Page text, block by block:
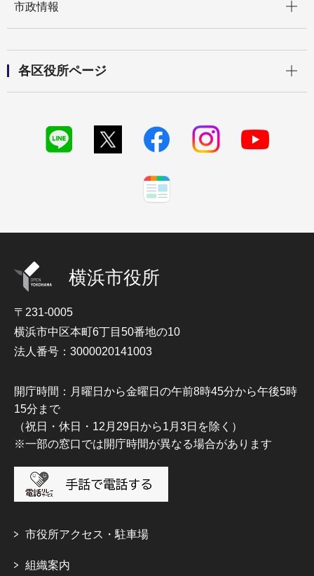
市政情報
各区役所ページ
横浜市役所
〒231-0005
横浜市中区本町6丁目50番地の10
法人番号：3000020141003
開庁時間：月曜日から金曜日の午前8時45分から午後5時
15分まで
（祝日・休日・12月29日から1月3日を除く）
※一部の窓口では開庁時間が異なる場合があります
市役所アクセス・駐車場
組織案内